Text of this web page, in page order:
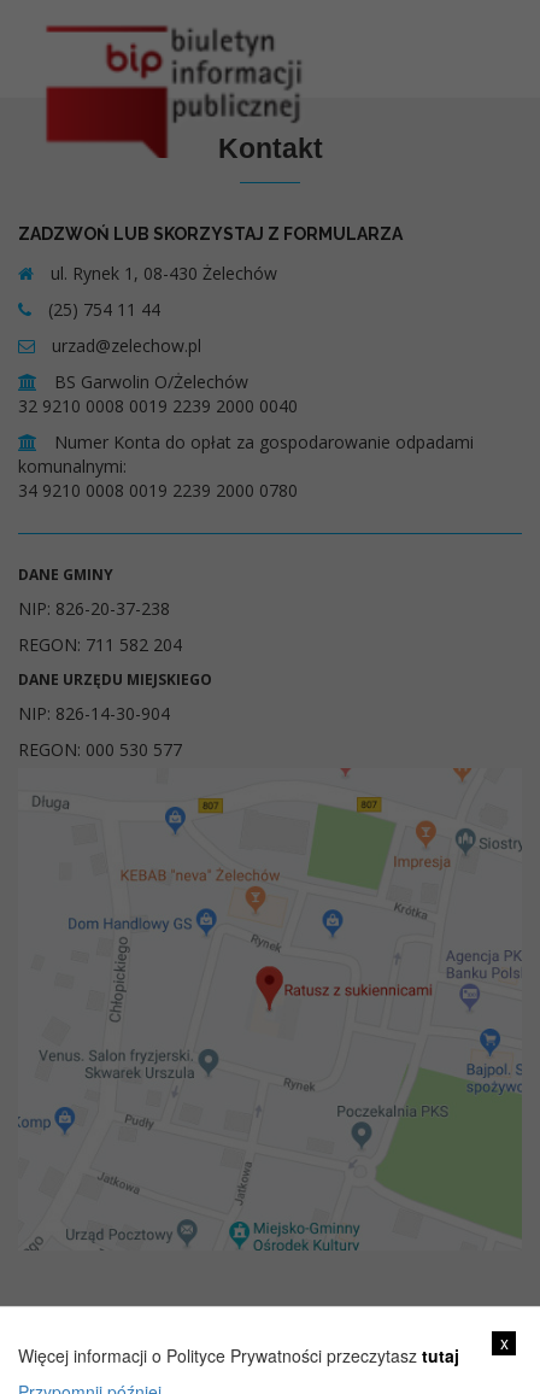
Kontakt
ZADZWOŃ LUB SKORZYSTAJ Z FORMULARZA
ul. Rynek 1, 08-430 Żelechów
(25) 754 11 44
urzad@zelechow.pl
BS Garwolin O/Żelechów
32 9210 0008 0019 2239 2000 0040
Numer Konta do opłat za gospodarowanie odpadami
komunalnymi:
34 9210 0008 0019 2239 2000 0780
DANE GMINY
NIP: 826-20-37-238
REGON: 711 582 204
DANE URZĘDU MIEJSKIEGO
NIP: 826-14-30-904
REGON: 000 530 577
x
Więcej informacji o Polityce Prywatności przeczytasz tutaj